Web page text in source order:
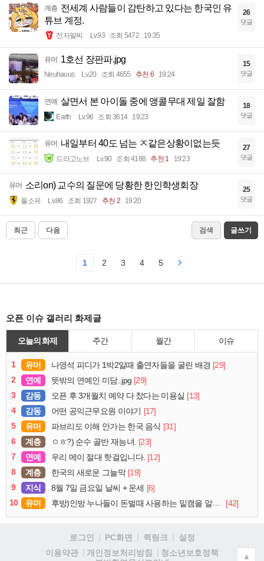
계층 전세계 사람들이 감탄하고 있다는 한국인 유
튜브 계정.
전자팔찌 Lv.93 조회 5472 19:35
26
댓글
유머 1호선 장판파.jpg
Neuhauus Lv.20 조회 4655 추천 6 19:24
15
댓글
연예 살면서 본 아이돌 중에 앵콜무대 제일 잘함
Earth Lv.96 조회 3614 19:23
18
댓글
유머 내일부터 40도 넘는 ㅈ같은상황이없는듯
드라고노브 Lv.90 조회 4188 추천 1 19:23
27
댓글
유머 소리on) 교수의 질문에 당황한 한인학생회장
풀소유 Lv.86 조회 1927 추천 2 19:20
25
댓글
최근 다음 검색 글쓰기
1 2 3 4 5
오픈 이슈 갤러리 화제글
오늘의 화제 주간 월간 이슈
1 유머 나영석 피디가 1박2일때 출연자들을 굴린 배경 [29]
2
연예 뜻밖의 연예인 미담..jpg [29]
3
감동 오픈 후 3개월치 예약 다 찼다는 미용실 [13]
4
감동 어떤 공익근무요원 이야기 [17]
5
유머 파브리도 이해 안가는 한국 음식 [31]
6
계층 ㅇㅎ?) 순수 골반 재능녀. [23]
7
연예 우리 메이 절대 핫걸입니다. [12]
8
계층 한국의 새로운 그늘막 [19]
9
지식 8월 7일 금요일 날씨 + 운세 [6]
10
유머 후방)인방 누나들이 돈벌때 사용하는 밑캠을 알아보자 [42]
로그인 PC화면 퀵링크
설정
이용약관
개인정보처리방침
청소년보호정책
▲